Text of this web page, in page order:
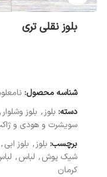
بلوز نقلی تری
شناسه محصول:
دسته: بلوز, بلوز وشلوار ,
سویشرت و هودی و
برچسب: بلوز, بلوز ابی,
شیک پوش, لباس,
کرمان